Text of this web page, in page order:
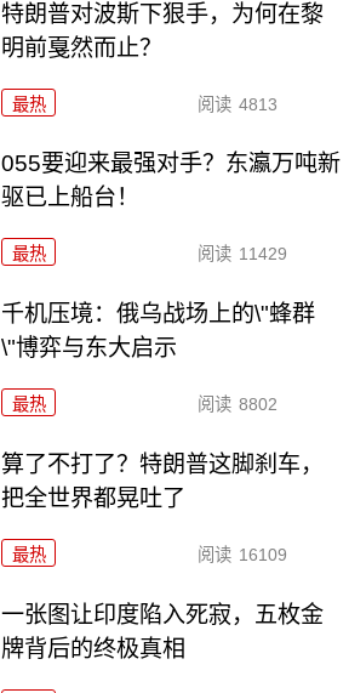
特朗普对波斯下狠手，为何在黎
明前戛然而止？
最热 阅读 4813
055要迎来最强对手？东瀛万吨新
驱已上船台！
最热 阅读 11429
千机压境：俄乌战场上的\"蜂群
\"博弈与东大启示
最热 阅读 8802
算了不打了？特朗普这脚刹车，
把全世界都晃吐了
最热 阅读 16109
一张图让印度陷入死寂，五枚金
牌背后的终极真相